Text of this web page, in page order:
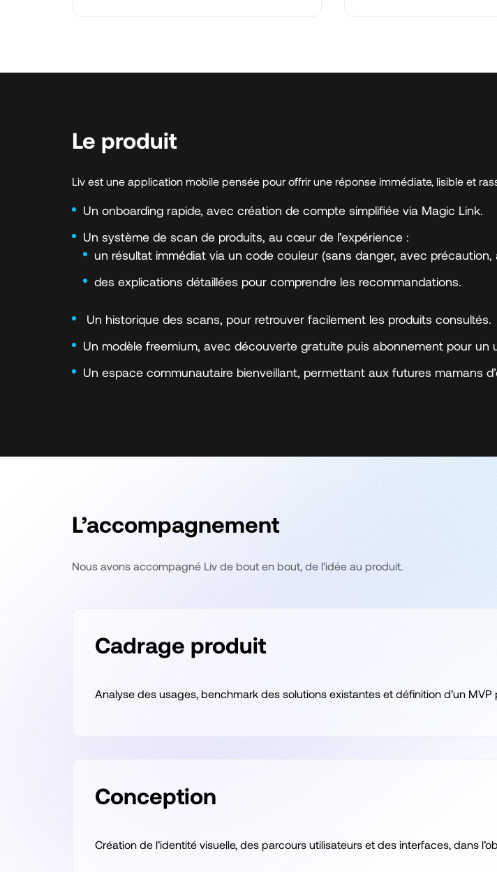
Le produit
Liv est une application mobile pensée pour offrir une réponse immédiate, lisible et
Un onboarding rapide, avec création de compte simplifiée via Magic Link.
Un système de scan de produits, au cœur de l’expérience :
un résultat immédiat via un code couleur (sans danger, avec précaution,
des explications détaillées pour comprendre les recommandations.
Un historique des scans, pour retrouver facilement les produits consultés.
Un modèle freemium, avec découverte gratuite puis abonnement pour un
Un espace communautaire bienveillant, permettant aux futures mamans
L’accompagnement
Nous avons accompagné Liv de bout en bout, de l’idée au produit.
Cadrage produit
Analyse des usages, benchmark des solutions existantes et définition d’un
Conception
Création de l’identité visuelle, des parcours utilisateurs et des interfaces, dans